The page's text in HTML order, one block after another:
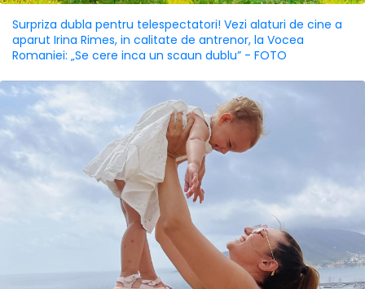
Surpriza dubla pentru telespectatori! Vezi alaturi de cine a
aparut Irina Rimes, in calitate de antrenor, la Vocea
Romaniei: „Se cere inca un scaun dublu” - FOTO